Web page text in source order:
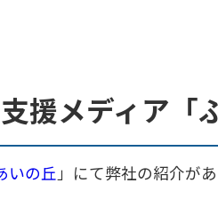
援メディア「
いの丘」にて弊社の紹介があ